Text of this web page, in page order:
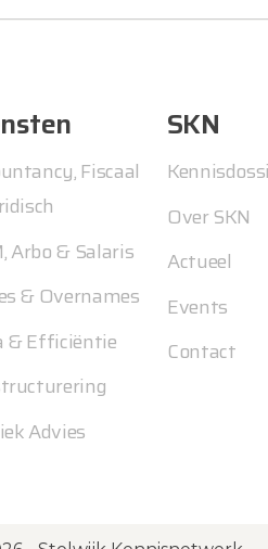
Fiscaal
Arbo & Salaris
& Overnames
& Efficiëntie
Advies
SKN
Over SKN
Actueel
Events
Contact